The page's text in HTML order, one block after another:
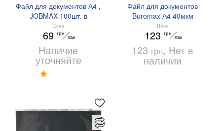
Файл для документов А4 ,
JOBMAX 100шт. в
упаковке BUROMAX
BM.3804
Цена
69 грн
пак
Наличие
уточняйте
Файл для документов
Buromax А4 40мкм
Professional 100
шт.BM.3810-04
Цена
123 грн
пак
123 грн, Нет в
наличии